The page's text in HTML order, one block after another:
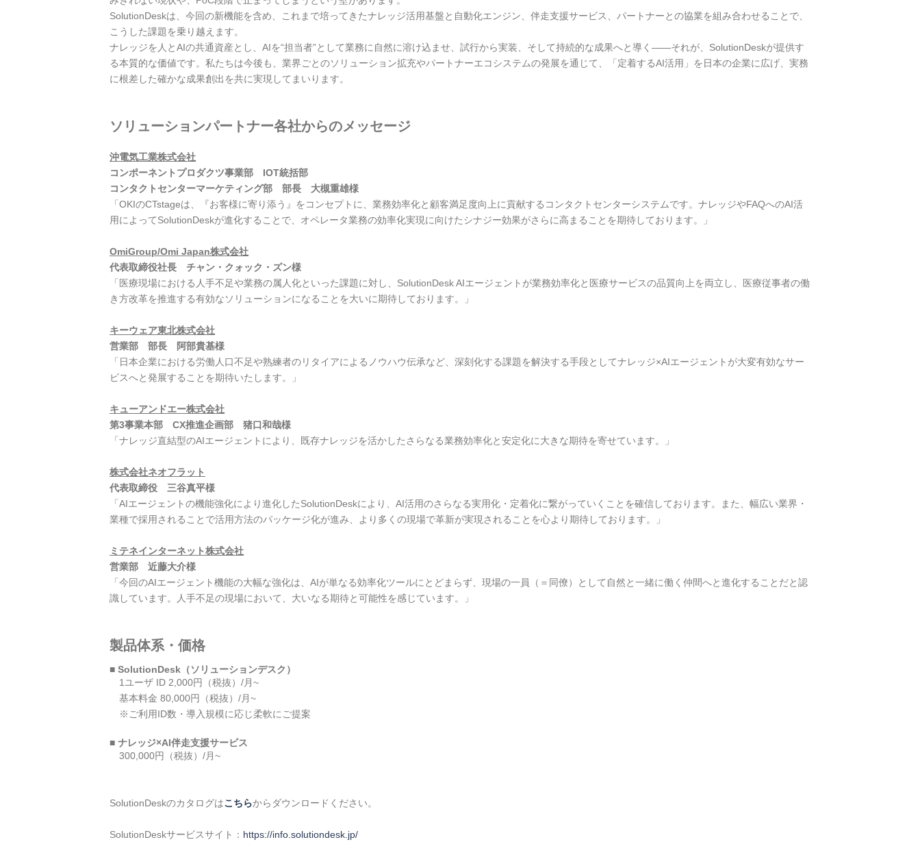
SolutionDeskは、今回の新機能を含め、これまで培ってきたナレッジ活用基盤と自動化エンジン、伴走支援サービス、パートナーとの協業を組み合わせることで、
こうした課題を乗り越えます。
ナレッジを人とAIの共通資産とし、AIを“担当者”として業務に自然に溶け込ませ、試行から実装、そして持続的な成果へと導く――それが、SolutionDeskが提供す
る本質的な価値です。私たちは今後も、業界ごとのソリューション拡充やパートナーエコシステムの発展を通じて、「定着するAI活用」を日本の企業に広げ、実務
に根差した確かな成果創出を共に実現してまいります。
ソリューションパートナー各社からのメッセージ
沖電気工業株式会社
コンポーネントプロダクツ事業部 IOT統括部
コンタクトセンターマーケティング部 部長 大槻重雄様
「OKIのCTstageは、『お客様に寄り添う』をコンセプトに、業務効率化と顧客満足度向上に貢献するコンタクトセンターシステムです。ナレッジやFAQへのAI活
用によってSolutionDeskが進化することで、オペレータ業務の効率化実現に向けたシナジー効果がさらに高まることを期待しております。」
OmiGroup/Omi Japan株式会社
代表取締役社長 チャン・クォック・ズン様
「医療現場における人手不足や業務の属人化といった課題に対し、SolutionDesk AIエージェントが業務効率化と医療サービスの品質向上を両立し、医療従事者の働
き方改革を推進する有効なソリューションになることを大いに期待しております。」
キーウェア東北株式会社
営業部 部長 阿部貴基様
「日本企業における労働人口不足や熟練者のリタイアによるノウハウ伝承など、深刻化する課題を解決する手段としてナレッジ×AIエージェントが大変有効なサー
ビスへと発展することを期待いたします。」
キューアンドエー株式会社
第3事業本部 CX推進企画部 猪口和哉様
「ナレッジ直結型のAIエージェントにより、既存ナレッジを活かしたさらなる業務効率化と安定化に大きな期待を寄せています。」
株式会社ネオフラット
代表取締役 三谷真平様
「AIエージェントの機能強化により進化したSolutionDeskにより、AI活用のさらなる実用化・定着化に繋がっていくことを確信しております。また、幅広い業界・
業種で採用されることで活用方法のパッケージ化が進み、より多くの現場で革新が実現されることを心より期待しております。」
ミテネインターネット株式会社
営業部 近藤大介様
「今回のAIエージェント機能の大幅な強化は、AIが単なる効率化ツールにとどまらず、現場の一員（＝同僚）として自然と一緒に働く仲間へと進化することだと認
識しています。人手不足の現場において、大いなる期待と可能性を感じています。」
製品体系・価格
■ SolutionDesk（ソリューションデスク）
1ユーザ ID 2,000円（税抜）/月~
基本料金 80,000円（税抜）/月~
※ご利用ID数・導入規模に応じ柔軟にご提案
■ ナレッジ×AI伴走支援サービス
300,000円（税抜）/月~
SolutionDeskのカタログはこちらからダウンロードください。
SolutionDeskサービスサイト： https://info.solutiondesk.jp/